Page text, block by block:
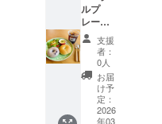
包する
商品に
よって
変わり
ますの
で、同
梱する
ラベル
の記載
からし
か選べ
ません
が、チ
ケット
をお持
ちの方
は “全種
類” の中
法：冷
凍保存
賞味期
限：発
送日か
ら冷凍
で2週間
原材
料：国
ルプ
レート
セット
チケッ
ト（4回
分） 営
業時間
中いつ
でもご
支援
者：
0人
お届
け予
定：
2026
年03